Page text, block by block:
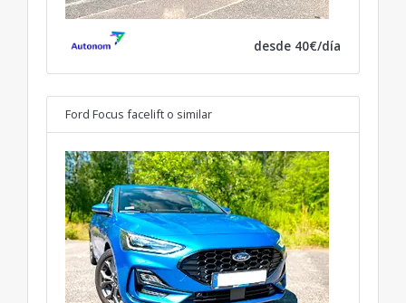
desde 40€/día
Ford Focus facelift o similar